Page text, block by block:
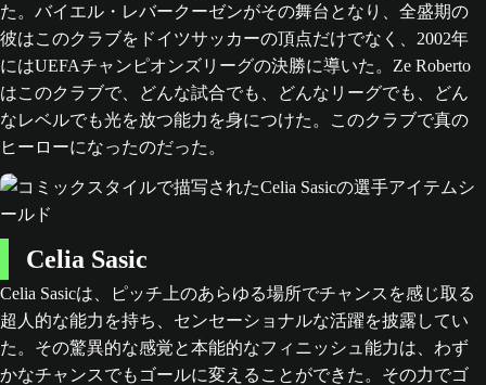
た。バイエル・レバークーゼンがその舞台となり、全盛期の
彼はこのクラブをドイツサッカーの頂点だけでなく、2002年
にはUEFAチャンピオンズリーグの決勝に導いた。Ze Roberto
はこのクラブで、どんな試合でも、どんなリーグでも、どん
なレベルでも光を放つ能力を身につけた。このクラブで真の
ヒーローになったのだった。
Celia Sasic
Celia Sasicは、ピッチ上のあらゆる場所でチャンスを感じ取る
超人的な能力を持ち、センセーショナルな活躍を披露してい
た。その驚異的な感覚と本能的なフィニッシュ能力は、わず
かなチャンスでもゴールに変えることができた。その力でゴ